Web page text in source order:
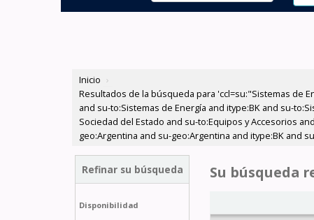
Inicio ›
Resultados de la búsqueda para 'ccl=su:"Sistemas de
and su-to:Sistemas de Energía and itype:BK and su-
Sociedad del Estado and su-to:Equipos y Accesorios
geo:Argentina and su-geo:Argentina and itype:BK and
Refinar su búsqueda
Disponibilidad
Su búsqueda